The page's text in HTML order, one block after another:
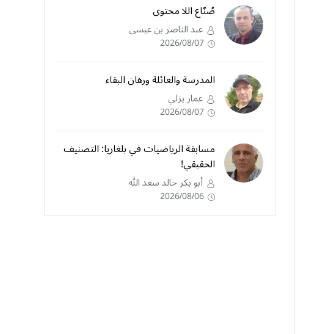
صُنّاع اللا محتوى
عبد الناصر بن عيسى
2026/08/07
المدرسة والعائلة ورهان البقاء
عمار يزلي
2026/08/07
مسابقة الرياضيات في بلغاريا: التصنيف
الحقيقي!
أبو بكر خالد سعد الله
2026/08/06